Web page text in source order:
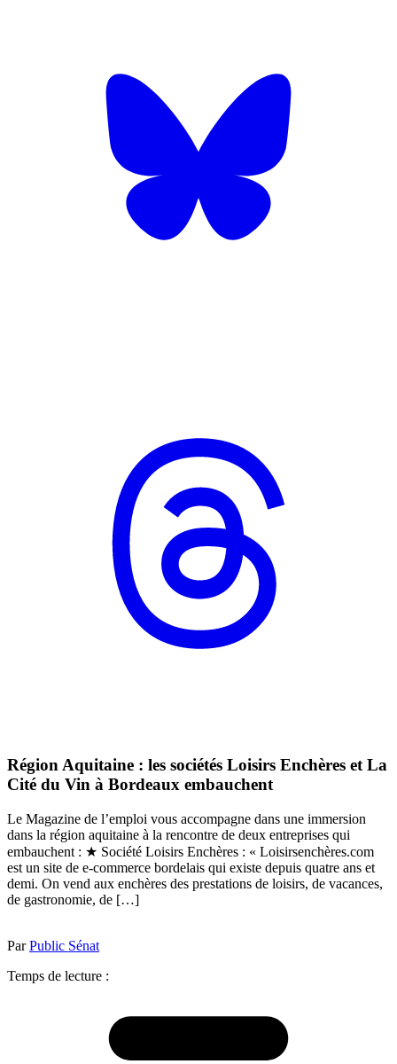
Région Aquitaine : les sociétés Loisirs Enchères et La
Cité du Vin à Bordeaux embauchent
Le Magazine de l’emploi vous accompagne dans une immersion
dans la région aquitaine à la rencontre de deux entreprises qui
embauchent : ★ Société Loisirs Enchères : « Loisirsenchères.com
est un site de e-commerce bordelais qui existe depuis quatre ans et
demi. On vend aux enchères des prestations de loisirs, de vacances,
de gastronomie, de […]
ParPublic Sénat
Temps de lecture :